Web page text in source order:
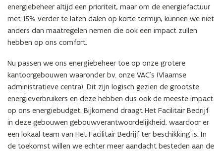
energiebeheer altijd een prioriteit, maar om de energiefactuur
met 15% verder te laten dalen op korte termijn, kunnen we niet
anders dan maatregelen nemen die ook een impact zullen
hebben op ons comfort.
Nu passen we ons energiebeheer toe op onze grotere
kantoorgebouwen waaronder bv. onze VAC’s (Vlaamse
administratieve centra). Dit zijn logisch gezien de grootste
energieverbruikers en deze hebben dus ook de meeste impact
op ons energiebudget. Bijkomend draagt Het Facilitair Bedrijf
in deze gebouwen gebouwverantwoordelijkheid, waardoor er
een lokaal team van Het Facilitair Bedrijf ter beschikking is. In
de toekomst willen we echter meer aandacht besteden aan de